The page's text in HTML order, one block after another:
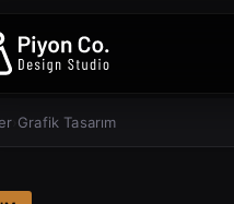
› Grafik Tasarım